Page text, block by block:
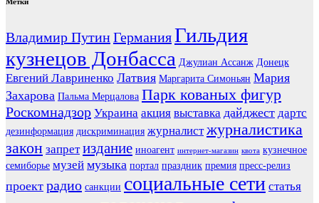
Владимир ПутинГерманияГильдия
кузнецов Донбасса Джулиан Ассанж Донецк
Евгений Лавриненко Латвия Маргарита Симоньян Мария
Захарова Пальма Мерцалова Парк кованых фигур
Роскомнадзор Украина акция выставка дайджест дартс
дезинформация дискриминация журналист журналистика
закон запрет издание иноагент интернет-магазин квота кузнечное
семиборье музей музыка портал праздник премия пресс-релиз
проект радио санкции социальные сети статья